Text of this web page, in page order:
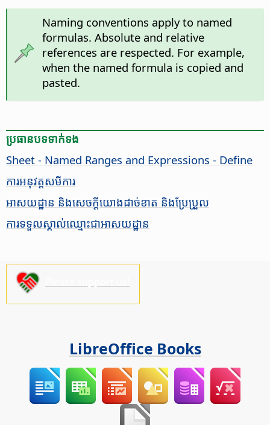
Naming conventions apply to named
formulas. Absolute and relative
references are respected. For example,
when the named formula is copied and
pasted.
ប្រធានបទ​ទាក់ទង
Sheet - Named Ranges and Expressions - Define
ការ​អនុវត្ត​សមីការ
អាសយដ្ឋាន និង​សេចក្តី​យោង​ដាច់ខាត និង​ប្រែប្រួល
ការ​ទទួល​ស្គាល់​ឈ្មោះ​ជា​អាសយដ្ឋាន
LibreOffice Books